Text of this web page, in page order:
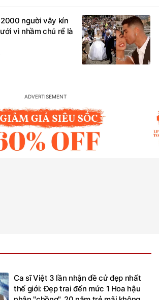
người vây kín
vì nhầm chú rể là
Ca sĩ Việt 3 lần nhận đề cử đẹp nhất
thế giới: Đẹp trai đến mức 1 Hoa hậu